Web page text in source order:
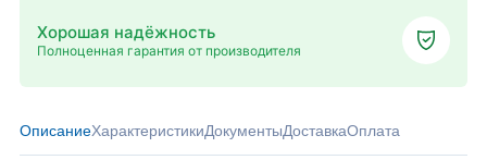
Хорошая надёжность
Полноценная гарантия от производителя
ОписаниеХарактеристикиДокументыДоставкаОплата